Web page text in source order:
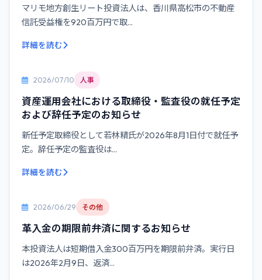
マリモ地方創生リート投資法人は、香川県高松市の不動産
信託受益権を920百万円で取...
詳細を読む
2026/07/10 人事
資産運用会社における取締役・監査役の就任予定
および辞任予定のお知らせ
新任予定取締役として若林精氏が2026年8月1日付で就任予
定。辞任予定の監査役は...
詳細を読む
2026/06/29 その他
革入金の期限前弁済に関するお知らせ
本投資法人は短期借入金300百万円を期限前弁済。実行日
は2026年2月9日、返済...